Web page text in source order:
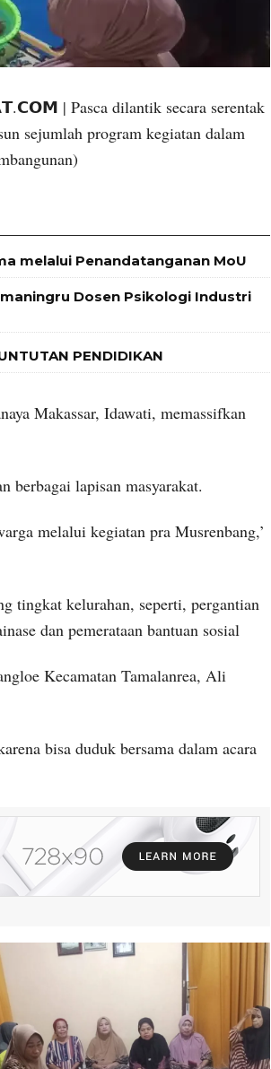
Pasca dilantik secara serentak
sejumlah program kegiatan dalam
melalui Penandatanganan MoU
Dosen Psikologi Industri
PENDIDIKAN
Makassar, Idawati, memassifkan
berbagai lapisan masyarakat.
melalui kegiatan pra Musrenbang,’
tingkat kelurahan, seperti, pergantian
dan pemerataan bantuan sosial
Kecamatan Tamalanrea, Ali
bisa duduk bersama dalam acara